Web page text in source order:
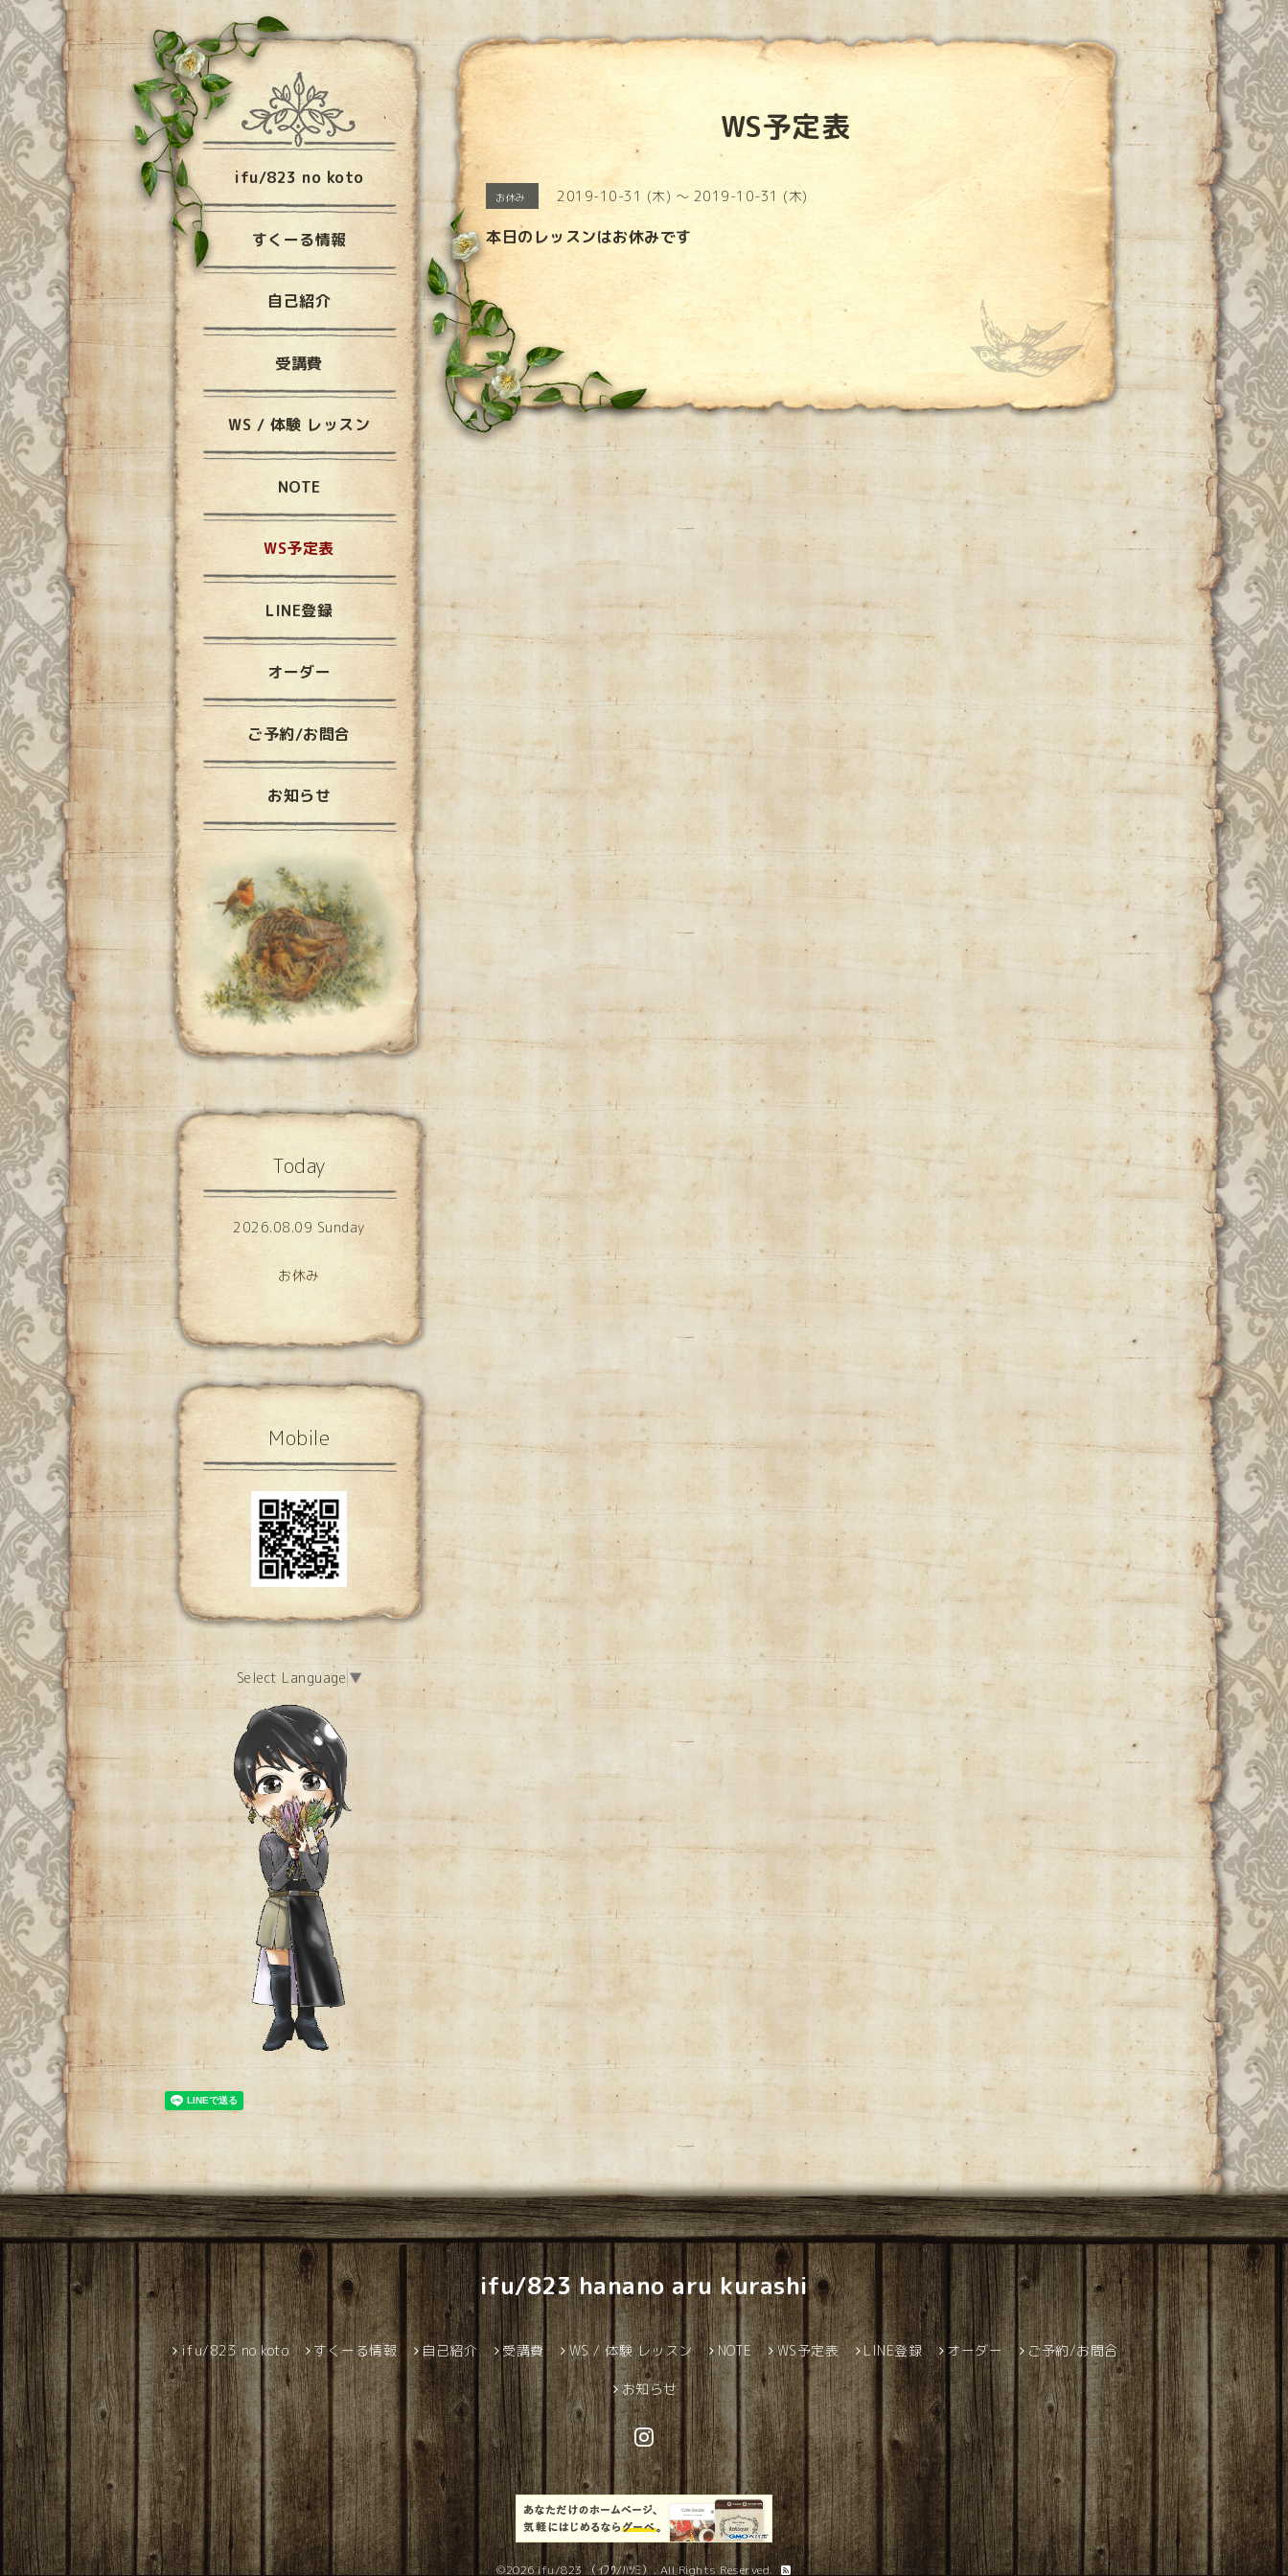
WS予定表
お休み 2019-10-31 (木) ～ 2019-10-31 (木)
本日のレッスンはお休みです
ifu/823 no koto
すくーる情報
自己紹介
受講費
WS / 体験 レッスン
NOTE
WS予定表
LINE登録
オーダー
ご予約/お問合
お知らせ
Today
2026.08.09 Sunday
お休み
Mobile
Select Language ▼
ifu/823 hanano aru kurashi
ifu/823 no koto すくーる情報 自己紹介 受講費 WS / 体験 レッスン NOTE WS予定表 LINE登録 オーダー ご予約/お問合
お知らせ
©2026ifu/823 （ｲﾌｳ/ﾊﾂﾐ）. All Rights Reserved.